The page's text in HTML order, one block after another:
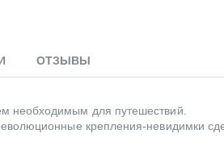
ОТЗЫВЫ
необходимым для путешествий.
крепления-невидимки